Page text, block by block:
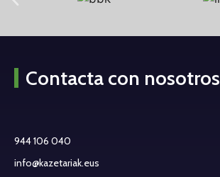
Contacta con nosotros
944 106 040
info@kazetariak.eus